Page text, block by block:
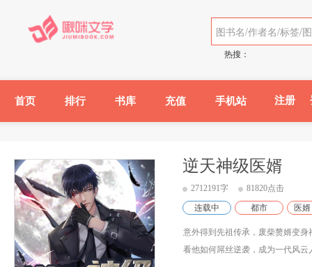
热搜：
首页 排行 书库 充值 手机站 注册
逆天神级医婿
2712191字
81820点击
连载中
都市 医
意外得到先祖传承，废柴赘婿变身
看他如何屌丝逆袭，成为一代风云